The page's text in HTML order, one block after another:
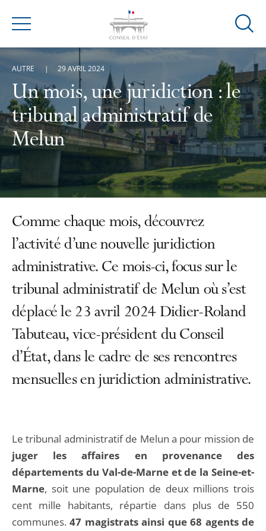
Menu
Ouvrir
de
Un mois, une juridiction : le
tribunal administratif de
Melun
AUTRE 29 AVRIL 2024
Comme chaque mois, découvrez
l’activité d’une nouvelle juridiction
administrative. Ce mois-ci, focus sur le
tribunal administratif de Melun où s’est
déplacé le 23 avril 2024 Didier-Roland
Tabuteau, vice-président du Conseil
d’État, dans le cadre de ses rencontres
mensuelles en juridiction administrative.
Le tribunal administratif de Melun a pour mission de
juger les affaires en provenance des
départements du Val-de-Marne et de la Seine-et-
Marne, soit une population de deux millions trois
cent mille habitants, répartie dans plus de 550
communes.47 magistrats ainsi que 68 agents de